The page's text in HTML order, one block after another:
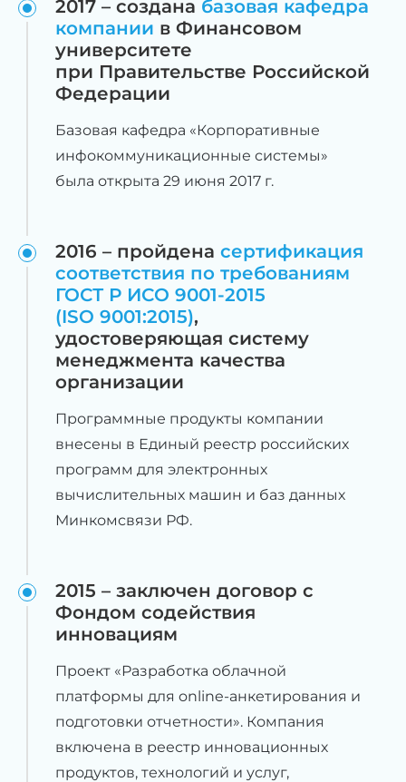
2017 – создана базовая кафедра
компании в Финансовом
университете
при Правительстве Российской
Федерации
Базовая кафедра «Корпоративные
инфокоммуникационные системы»
была открыта 29 июня 2017 г.
2016 – пройдена сертификация
соответствия по требованиям
ГОСТ Р ИСО 9001-2015
(ISO 9001:2015),
удостоверяющая систему
менеджмента качества
организации
Программные продукты компании
внесены в Единый реестр российских
программ для электронных
вычислительных машин и баз данных
Минкомсвязи РФ.
2015 – заключен договор с
Фондом содействия
инновациям
Проект «Разработка облачной
платформы для online-анкетирования и
подготовки отчетности». Компания
включена в реестр инновационных
продуктов, технологий и услуг,